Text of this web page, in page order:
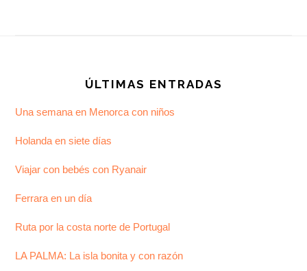
ÚLTIMAS ENTRADAS
Una semana en Menorca con niños
Holanda en siete días
Viajar con bebés con Ryanair
Ferrara en un día
Ruta por la costa norte de Portugal
LA PALMA: La isla bonita y con razón